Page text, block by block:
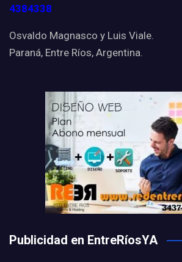
4384338
Osvaldo Magnasco y Luis Viale.
Paraná, Entre Ríos, Argentina.
Publicidad en EntreRíosYA